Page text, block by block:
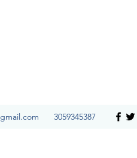
3059345387